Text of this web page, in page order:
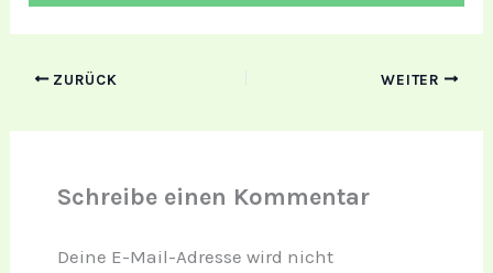
ZURÜCK WEITER
Schreibe einen Kommentar
Deine E-Mail-Adresse wird nicht